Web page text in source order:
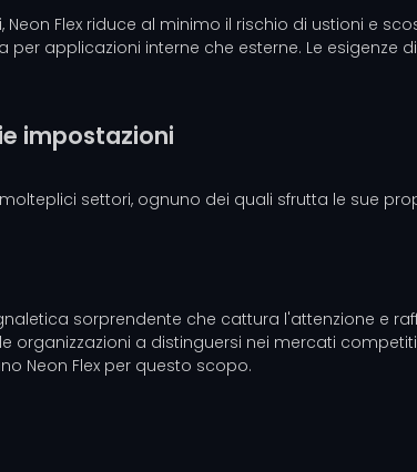
Flex riduce al minimo il rischio di ustioni e
applicazioni interne che esterne. Le
impostazioni
settori, ognuno dei quali sfrutta le sue
sorprendente che cattura l'attenzione e
organizzazioni a distinguersi nei mercati
Neon Flex per questo scopo.